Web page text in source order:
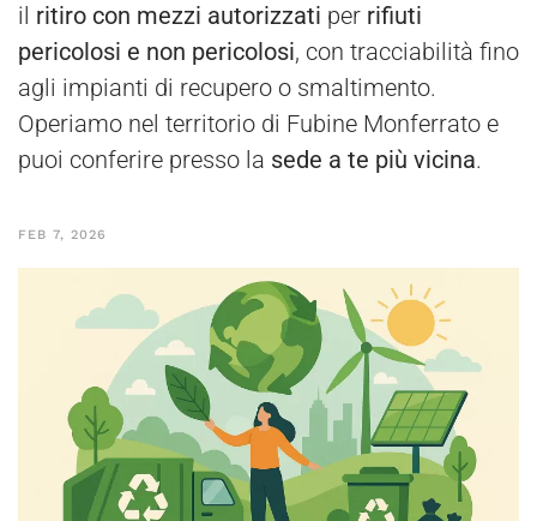
il ritiro con mezzi autorizzati per rifiuti
pericolosi e non pericolosi, con tracciabilità fino
agli impianti di recupero o smaltimento.
Operiamo nel territorio di Fubine Monferrato e
puoi conferire presso la sede a te più vicina.
FEB 7, 2026